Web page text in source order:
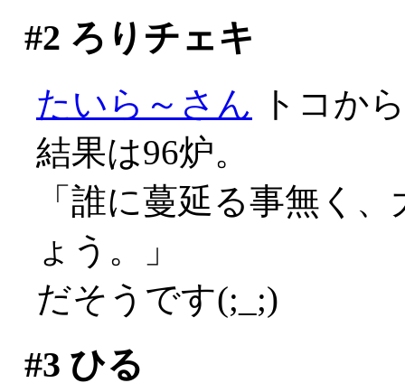
#2 ろりチェキ
たいら～さん トコか
結果は96炉。
「誰に蔓延る事無く
ょう。」
だそうです(;_;)
#3 ひる